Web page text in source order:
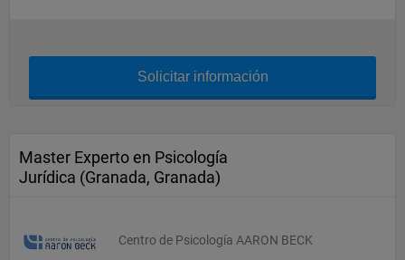
Solicitar información
Master Experto en Psicología
Jurídica (Granada, Granada)
Centro de Psicología AARON BECK